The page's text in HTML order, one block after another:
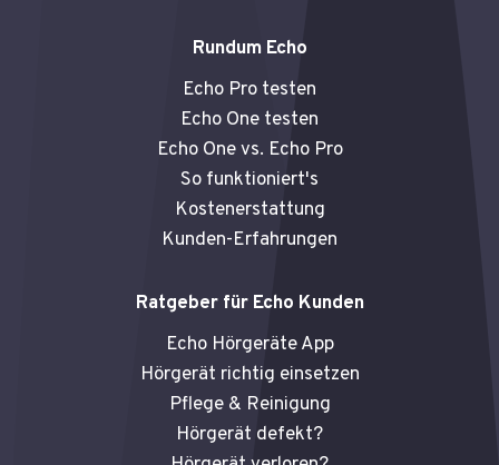
e
o
o
k
t
b
e
t
g
r
a
m
Rundum Echo
Echo Pro testen
Echo One testen
Echo One vs. Echo Pro
So funktioniert's
Kostenerstattung
Kunden-Erfahrungen
Ratgeber für Echo Kunden
Echo Hörgeräte App
Hörgerät richtig einsetzen
Pflege & Reinigung
Hörgerät defekt?